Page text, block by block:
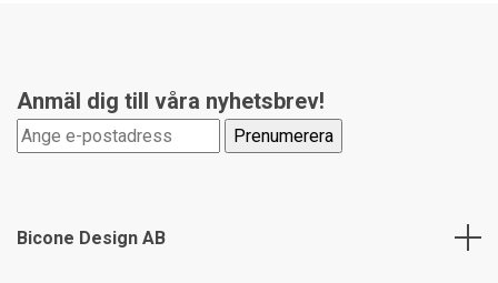
Anmäl dig till våra nyhetsbrev!
Bicone Design AB